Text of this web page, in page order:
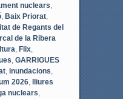
nuclears,
, Baix Priorat,
de Regants del
de la Ribera
, Flix,
, GARRIGUES
, inundacions,
2026,
lliures
nuclears,